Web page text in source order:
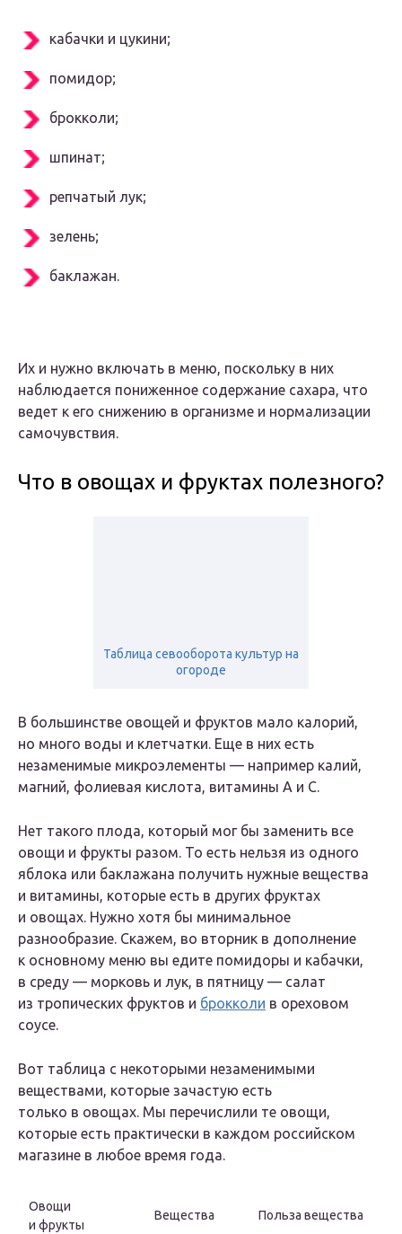
кабачки и цукини;
помидор;
брокколи;
шпинат;
репчатый лук;
зелень;
баклажан.
Их и нужно включать в меню, поскольку в них
наблюдается пониженное содержание сахара, что
ведет к его снижению в организме и нормализации
самочувствия.
Что в овощах и фруктах полезного?
Таблица севооборота культур на
огороде
В большинстве овощей и фруктов мало калорий,
но много воды и клетчатки. Еще в них есть
незаменимые микроэлементы — например калий,
магний, фолиевая кислота, витамины A и C.
Нет такого плода, который мог бы заменить все
овощи и фрукты разом. То есть нельзя из одного
яблока или баклажана получить нужные вещества
и витамины, которые есть в других фруктах
и овощах. Нужно хотя бы минимальное
разнообразие. Скажем, во вторник в дополнение
к основному меню вы едите помидоры и кабачки,
в среду — морковь и лук, в пятницу — салат
из тропических фруктов и брокколи в ореховом
соусе.
Вот таблица с некоторыми незаменимыми
веществами, которые зачастую есть
только в овощах. Мы перечислили те овощи,
которые есть практически в каждом российском
магазине в любое время года.
Овощи
и фрукты
Вещества Польза вещества